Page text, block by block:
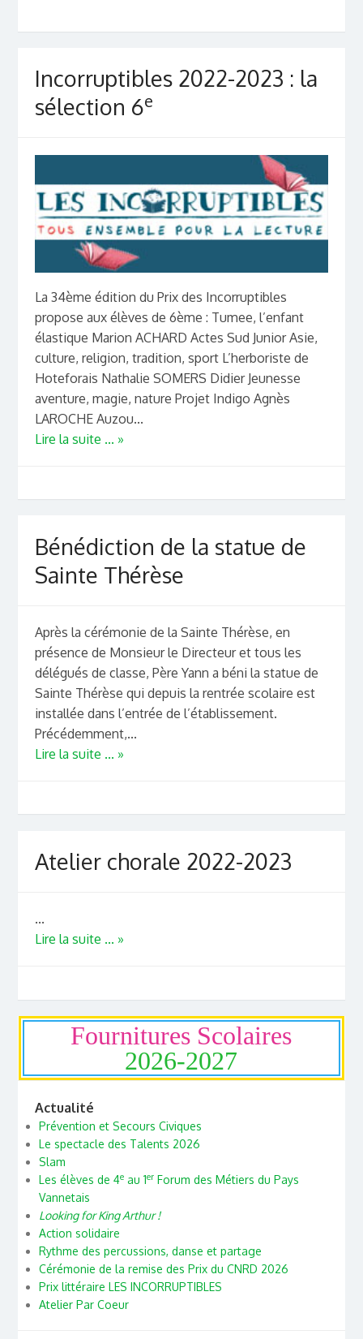
Incorruptibles 2022-2023 : la
sélection 6e
La 34ème édition du Prix des Incorruptibles
propose aux élèves de 6ème : Tumee, l’enfant
élastique Marion ACHARD Actes Sud Junior Asie,
culture, religion, tradition, sport L’herboriste de
Hoteforais Nathalie SOMERS Didier Jeunesse
aventure, magie, nature Projet Indigo Agnès
LAROCHE Auzou...
Lire la suite ... »
Bénédiction de la statue de
Sainte Thérèse
Après la cérémonie de la Sainte Thérèse, en
présence de Monsieur le Directeur et tous les
délégués de classe, Père Yann a béni la statue de
Sainte Thérèse qui depuis la rentrée scolaire est
installée dans l’entrée de l’établissement.
Précédemment,...
Lire la suite ... »
Atelier chorale 2022-2023
...
Lire la suite ... »
Fournitures Scolaires
2026-2027
Actualité
Prévention et Secours Civiques
Le spectacle des Talents 2026
Slam
Les élèves de 4eau 1erForum des Métiers du Pays
Vannetais
Looking for King Arthur !
Action solidaire
Rythme des percussions, danse et partage
Cérémonie de la remise des Prix du CNRD 2026
Prix littéraire LES INCORRUPTIBLES
Atelier Par Coeur